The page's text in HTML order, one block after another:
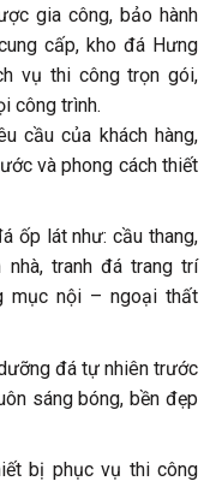
gia công, bảo hành
cấp, kho đá Hưng
vụ thi công trọn gói,
công trình.
cầu của khách hàng,
và phong cách thiết
ốp lát như: cầu thang,
tranh đá trang trí
mục nội – ngoại thất
đá tự nhiên trước
sáng bóng, bền đẹp
bị phục vụ thi công